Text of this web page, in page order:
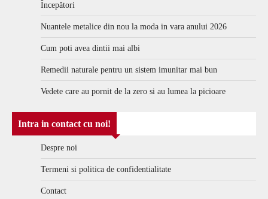
Începători
Nuantele metalice din nou la moda in vara anului 2026
Cum poti avea dintii mai albi
Remedii naturale pentru un sistem imunitar mai bun
Vedete care au pornit de la zero si au lumea la picioare
Intra in contact cu noi!
Despre noi
Termeni si politica de confidentialitate
Contact